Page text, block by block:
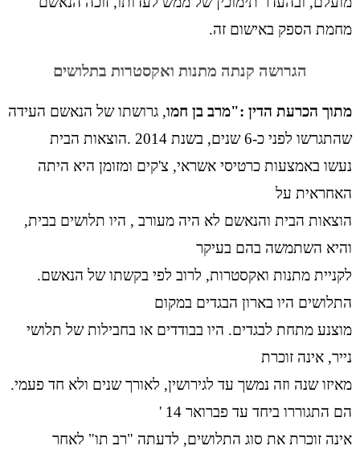
מחמת הספק באישום זה.
הגרושה קנתה מתנות ואקסטרות בתלושים
מתוך הכרעת הדין :"מרב בן חמו, גרושתו של הנאשם העידה
שהתגרשו לפני כ-6 שנים, בשנת 2014 .הוצאות הבית
נעשו באמצעות כרטיסי אשראי, צ'קים ומזומן היא היתה
האחראית על
הוצאות הבית והנאשם לא היה מעורב , היו תלושים בבית,
והיא השתמשה בהם בעיקר
לקניית מתנות ואקסטרות, לרוב לפי בקשתו של הנאשם.
התלושים היו בארון הבגדים במקום
מוצנע מתחת לבגדים. היו בבודדים או בחבילות של תלושי
נייר, אינה זוכרת
מאיזו שנה וזה נמשך עד לגירושין, לאורך שנים ולא חד פעמי.
הם התגוררו ביחד עד פברואר 14 '
אינה זוכרת את סוג התלושים, לדעתה "רב תו" לאחר